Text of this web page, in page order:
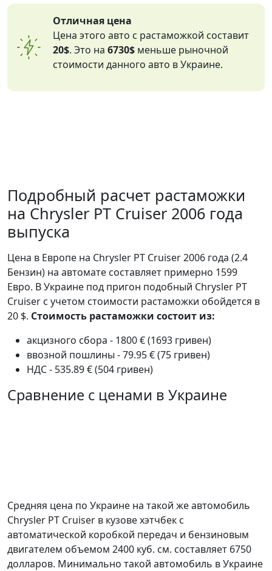
Отличная цена
Цена этого авто с растаможкой составит
20$. Это на6730$ меньше рыночной
стоимости данного авто в Украине.
Подробный расчет растаможки
на Chrysler PT Cruiser 2006 года
выпуска
Цена в Европе на Chrysler PT Cruiser 2006 года (2.4
Бензин) на автомате составляет примерно 1599
Евро. В Украине под пригон подобный Chrysler PT
Cruiser с учетом стоимости растаможки обойдется в
20 $. Стоимость растаможки состоит из:
акцизного сбора - 1800 € (1693 гривен)
ввозной пошлины - 79.95 € (75 гривен)
НДС - 535.89 € (504 гривен)
Сравнение с ценами в Украине
Средняя цена по Украине на такой же автомобиль
Chrysler PT Cruiser в кузове хэтчбек c
автоматической коробкой передач и бензиновым
двигателем объемом 2400 куб. см. составляет 6750
долларов. Минимально такой автомобиль в Украине